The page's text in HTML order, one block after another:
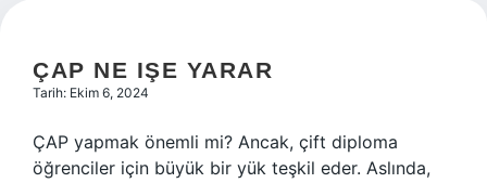
ÇAP NE IŞE YARAR
Tarih: Ekim 6, 2024
ÇAP yapmak önemli mi? Ancak, çift diploma
öğrenciler için büyük bir yük teşkil eder. Aslında,